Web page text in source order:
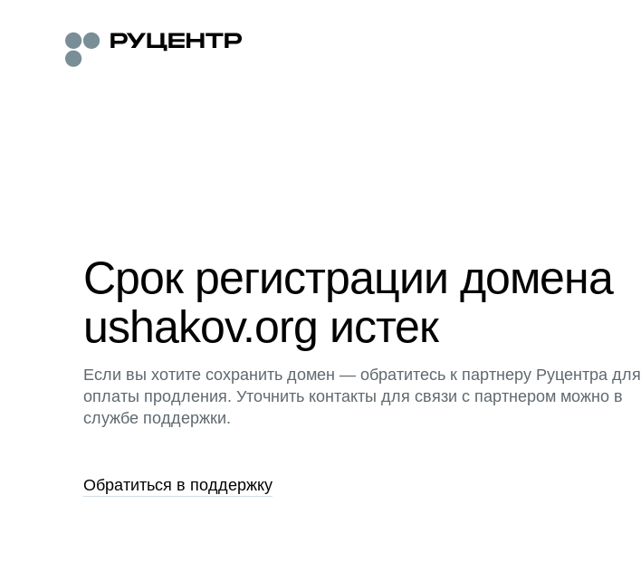
Срок регистрации домена
ushakov.org истек
Если вы хотите сохранить домен — обратитесь к партнеру Руцентра для
оплаты продления. Уточнить контакты для связи с партнером можно в
службе поддержки.
Обратиться в поддержку